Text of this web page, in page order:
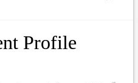
Profile